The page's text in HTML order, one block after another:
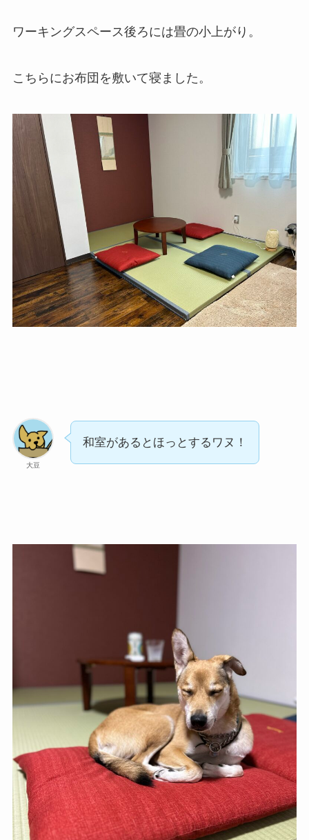
ワーキングスペース後ろには畳の小上がり。
こちらにお布団を敷いて寝ました。
大豆
和室があるとほっとするワヌ！